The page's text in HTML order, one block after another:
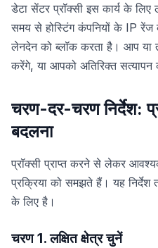
डेटा सेंटर प्रॉक्सी इस कार्य के
समय से होस्टिंग कंपनियों के IP
लेनदेन को ब्लॉक करता है। आप या
करेंगे, या आपको अतिरिक्त सत्यापन
चरण-दर-चरण निर्देश:
बदलना
प्रॉक्सी प्राप्त करने से लेकर
प्रक्रिया को समझते हैं। यह निर्देश
के लिए है।
चरण 1. लक्षित क्षेत्र चुनें